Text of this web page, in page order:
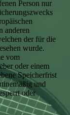
Person nur
anderen
der für die
wurde.
vom
oder einem
Speicherfrist
und
oder